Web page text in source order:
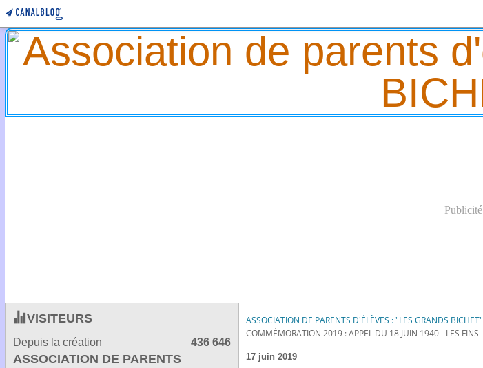
Publicité
VISITEURS
Depuis la création 436 646
ASSOCIATION DE PARENTS
ASSOCIATION DE PARENTS D'ÉLÈVES : "LES GRANDS BICHET"
COMMÉMORATION 2019 : APPEL DU 18 JUIN 1940 - LES FINS
17 juin 2019